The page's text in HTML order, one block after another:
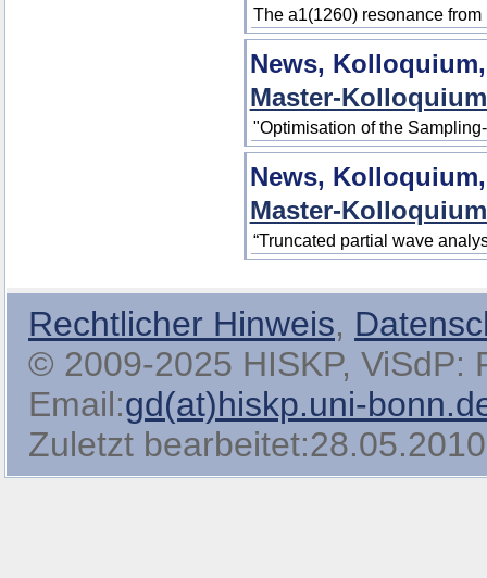
The a1(1260) resonance from
News,
Master-
"Optimisation of the
News,
Master-
“Truncated partial wave
Rechtlicher Hinweis,
© 2009-2025 HISKP, ViSdP:
Email:gd(at)hiskp.uni-
Zuletzt